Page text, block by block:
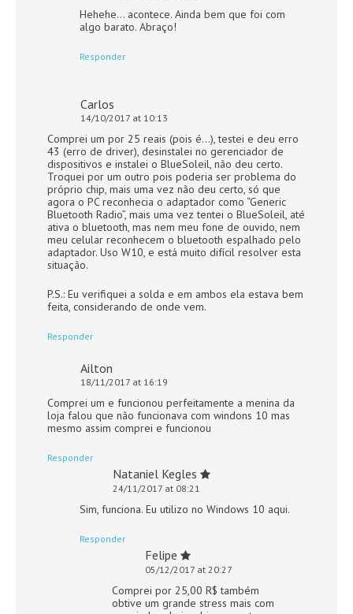
Hehehe… acontece. Ainda bem que foi com
algo barato. Abraço!
Responder
Carlos
14/10/2017 at 10:13
Comprei um por 25 reais (pois é…), testei e deu erro
43 (erro de driver), desinstalei no gerenciador de
dispositivos e instalei o BlueSoleil, não deu certo.
Troquei por um outro pois poderia ser problema do
próprio chip, mais uma vez não deu certo, só que
agora o PC reconhecia o adaptador como “Generic
Bluetooth Radio”, mais uma vez tentei o BlueSoleil, até
ativa o bluetooth, mas nem meu fone de ouvido, nem
meu celular reconhecem o bluetooth espalhado pelo
adaptador. Uso W10, e está muito difícil resolver esta
situação.
P.S.: Eu verifiquei a solda e em ambos ela estava bem
feita, considerando de onde vem.
Responder
Ailton
18/11/2017 at 16:19
Comprei um e funcionou perfeitamente a menina da
loja falou que não funcionava com windons 10 mas
mesmo assim comprei e funcionou
Responder
Nataniel Kegles
24/11/2017 at 08:21
Sim, funciona. Eu utilizo no Windows 10 aqui.
Responder
Felipe
05/12/2017 at 20:27
Comprei por 25,00 R$ também
obtive um grande stress mais com